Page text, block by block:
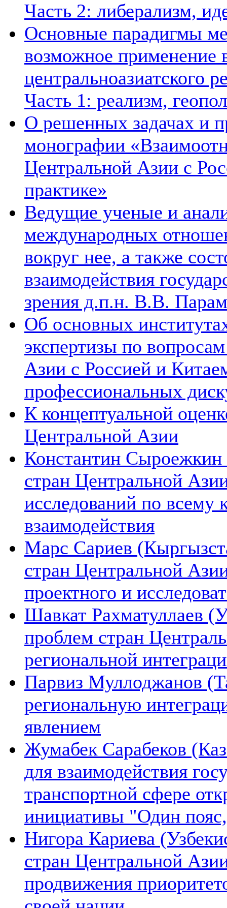
Часть 2: либерализм,
Основные парадигмы
возможное применение
центральноазиатского
Часть 1: реализм,
О решенных задачах и
монографии
Центральной Азии с
практике»
Ведущие ученые и
международных
вокруг нее, а также
взаимодействия
зрения д.п.н. В.В.
Об основных
экспертизы по
Азии с Россией и
профессиональных
К концептуальной
Центральной Азии
Константин Сыроежкин
стран Центральной
исследований по всему
взаимодействия
Марс Сариев
стран Центральной
проектного и
Шавкат Рахматуллаев
проблем стран
региональной
Парвиз Муллоджанов
региональную
явлением
Жумабек Сарабеков
для взаимодействия
транспортной сфере
инициативы "Один
Нигора Кариева
стран Центральной
продвижения